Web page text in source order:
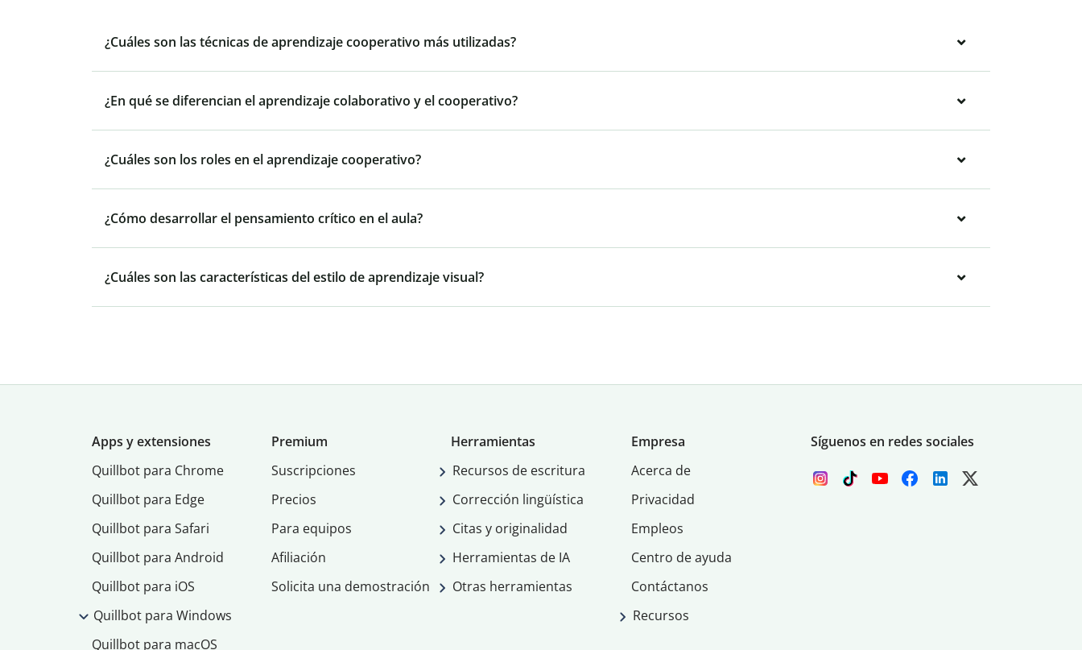
¿Cuáles son las técnicas de aprendizaje cooperativo más utilizadas?
¿En qué se diferencian el aprendizaje colaborativo y el cooperativo?
¿Cuáles son los roles en el aprendizaje cooperativo?
¿Cómo desarrollar el pensamiento crítico en el aula?
¿Cuáles son las características del estilo de aprendizaje visual?
Apps y extensiones
Quillbot para Chrome
Quillbot para Edge
Quillbot para Safari
Quillbot para Android
Quillbot para iOS
Quillbot para Windows
Quillbot para macOS
Premium
Suscripciones
Precios
Para equipos
Afiliación
Solicita una demostración
Herramientas
Recursos de escritura
Corrección lingüística
Citas y originalidad
Herramientas de IA
Otras herramientas
Empresa
Acerca de
Privacidad
Empleos
Centro de ayuda
Contáctanos
Recursos
Síguenos en redes sociales